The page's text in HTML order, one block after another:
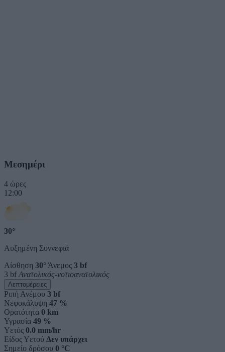
Μεσημέρι
4 ώρες
12:00
30°
Αυξημένη Συννεφιά
Αίσθηση 30° Άνεμος 3 bf
3 bf Ανατολικός-νοτιοανατολικός
Λεπτομέρειες
Ριπή Ανέμου 3 bf
Νεφοκάλυψη 47 %
Ορατότητα 0 km
Υγρασία 49 %
Υετός 0.0 mm/hr
Είδος Υετού Δεν υπάρχει
Σημείο δρόσου 0 °C